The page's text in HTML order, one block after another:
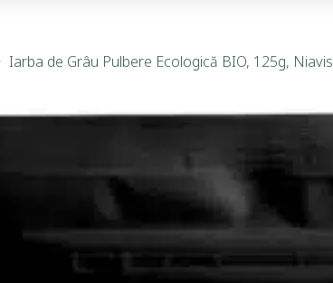
Iarba de Grâu Pulbere Ecologică BIO, 125g, Niavis